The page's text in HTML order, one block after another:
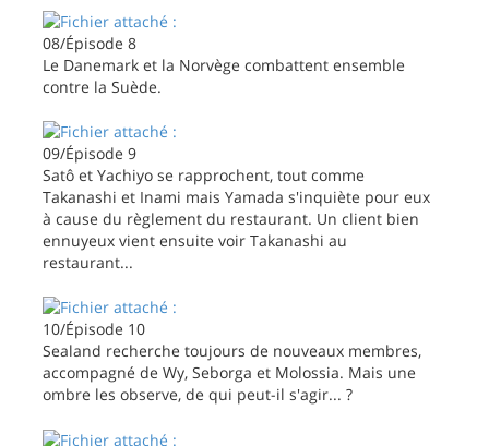
08/Épisode 8
Le Danemark et la Norvège combattent ensemble
contre la Suède.
09/Épisode 9
Satô et Yachiyo se rapprochent, tout comme
Takanashi et Inami mais Yamada s'inquiète pour eux
à cause du règlement du restaurant. Un client bien
ennuyeux vient ensuite voir Takanashi au
restaurant...
10/Épisode 10
Sealand recherche toujours de nouveaux membres,
accompagné de Wy, Seborga et Molossia. Mais une
ombre les observe, de qui peut-il s'agir... ?